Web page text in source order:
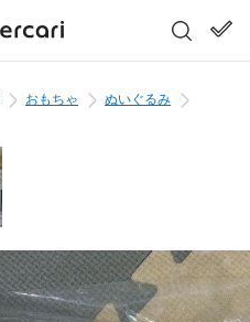
おもちゃ
ぬいぐるみ